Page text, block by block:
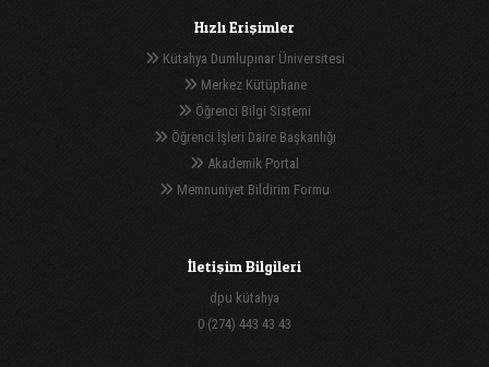
Hızlı Erişimler
Kütahya Dumlupınar Üniversitesi
Merkez Kütüphane
Öğrenci Bilgi Sistemi
Öğrenci İşleri Daire Başkanlığı
Akademik Portal
Memnuniyet Bildirim Formu
İletişim Bilgileri
dpu kütahya
0 (274) 443 43 43